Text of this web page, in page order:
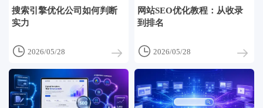
搜索引擎优化公司如何判断
实力
 2026/05/28
网站SEO优化教程：从收录
到排名
 2026/05/28